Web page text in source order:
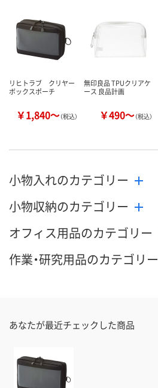
リヒトラブ クリヤー
ボックスポーチ
￥1,840～（税込）
無印良品 TPUクリアケ
ース 良品計画
￥490～（税込）
小物入れのカテゴリー
小物収納のカテゴリー
オフィス用品のカテゴリー
作業・研究用品のカテゴリー
あなたが最近チェックした商品